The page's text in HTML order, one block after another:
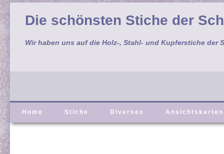
Die schönsten Stiche der
Wir haben uns auf die Holz-, Stahl- und Kupferstiche der
Home Stiche Diverses Ansichtskarten